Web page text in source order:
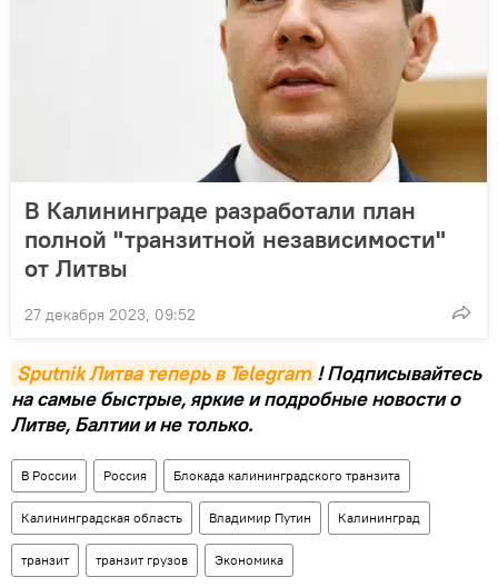
В Калининграде разработали план
полной "транзитной независимости"
от Литвы
27 декабря 2023, 09:52
Sputnik Литва теперь в Telegram ! Подписывайтесь
на самые быстрые, яркие и подробные новости о
Литве, Балтии и не только.
В России Россия Блокада калининградского транзита
Калининградская область Владимир Путин Калининград
транзит транзит грузов Экономика